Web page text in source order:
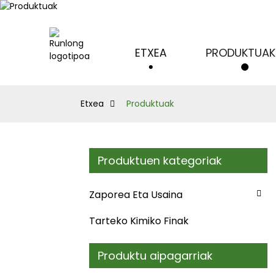
ETXEA PRODUKTUAK
Etxea Produktuak
Produktuen kategoriak
Zaporea Eta Usaina
Tarteko Kimiko Finak
Produktu aipagarriak